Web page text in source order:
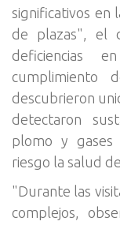
significativos en
de plazas", el
deficiencias
cumplimiento
descubrieron
detectaron
plomo y gases
riesgo la salud
"Durante las
complejos,